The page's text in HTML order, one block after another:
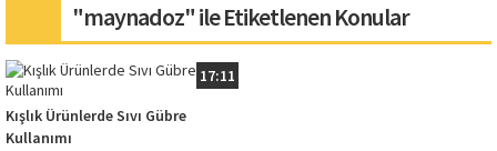
"maynadoz" ile Etiketlenen Konular
17:11
Kışlık Ürünlerde Sıvı Gübre
Kullanımı